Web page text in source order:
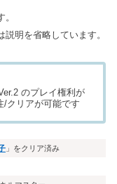
明を省略しています。
のプレイ権利が
/クリアが可能です
」をクリア済み